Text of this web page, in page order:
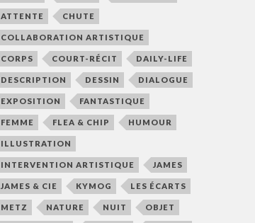
ATTENTE CHUTE
COLLABORATION ARTISTIQUE
CORPS COURT-RÉCIT DAILY-LIFE
DESCRIPTION DESSIN DIALOGUE
EXPOSITION FANTASTIQUE
FEMME FLEA & CHIP HUMOUR
ILLUSTRATION
INTERVENTION ARTISTIQUE JAMES
JAMES & CIE KYMOG LES ÉCARTS
METZ NATURE NUIT OBJET